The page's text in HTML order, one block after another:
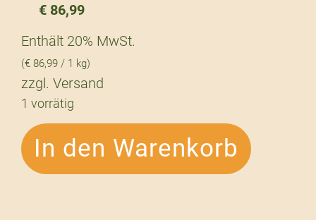
€ 86,99
Enthält 20% MwSt.
(€ 86,99 / 1 kg)
zzgl. Versand
1 vorrätig
In den Warenkorb